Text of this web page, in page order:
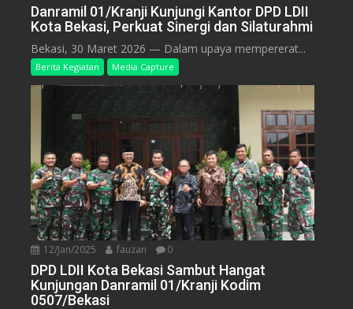
Danramil 01/Kranji Kunjungi Kantor DPD LDII
Kota Bekasi, Perkuat Sinergi dan Silaturahmi
Bekasi, 30 Maret 2026 — Dalam upaya mempererat...
Berita Kegiatan Media Capture
12/Jan/2025 fauzan 0
DPD LDII Kota Bekasi Sambut Hangat
Kunjungan Danramil 01/Kranji Kodim
0507/Bekasi